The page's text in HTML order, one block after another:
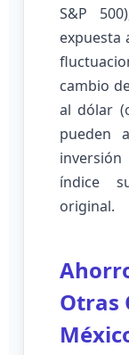
S&P
expuesta
cambio
al dólar
pueden
índice
original.
Otras